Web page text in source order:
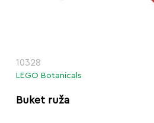
10328
LEGO Botanicals
Buket ruža